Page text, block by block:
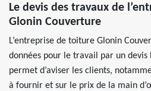
Le devis des travaux de
Glonin Couverture
L’entreprise de toiture Glonin
données pour le travail par un
permet d’aviser les clients,
à fournir et sur le prix de la main